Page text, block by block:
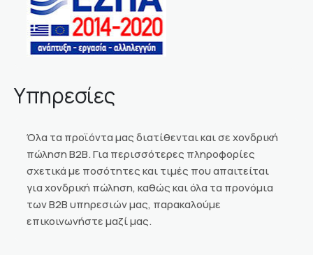
Υπηρεσίες
Όλα τα προϊόντα μας διατίθενται και σε χονδρική
πώληση Β2Β. Για περισσότερες πληροφορίες
σχετικά με ποσότητες και τιμές που απαιτείται
για χονδρική πώληση, καθώς και όλα τα προνόμια
των Β2Β υπηρεσιών μας, παρακαλούμε
επικοινωνήστε μαζί μας.